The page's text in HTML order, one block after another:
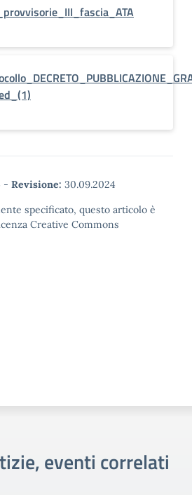
- Revisione: 30.09.2024
specificato, questo articolo è
Creative Commons
eventi correlati